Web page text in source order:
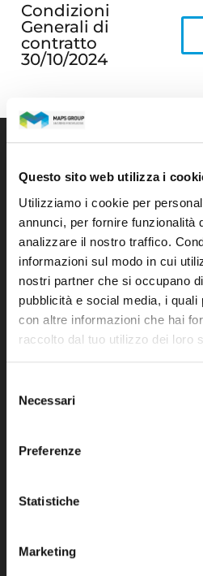
Questo sito web utilizza i
Utilizziamo i cookie per
annunci, per fornire funzionalità
analizzare il nostro traffico.
informazioni sul modo in cui
nostri partner che si occupano
pubblicità e social media, i quali
con altre informazioni che hai
raccolto dal tuo utilizzo dei loro
delNecessari
Preferenze
Statistiche
Marketing
Condizioni
Generali di
contratto
30/10/2024
Maps
Il
Operare
News